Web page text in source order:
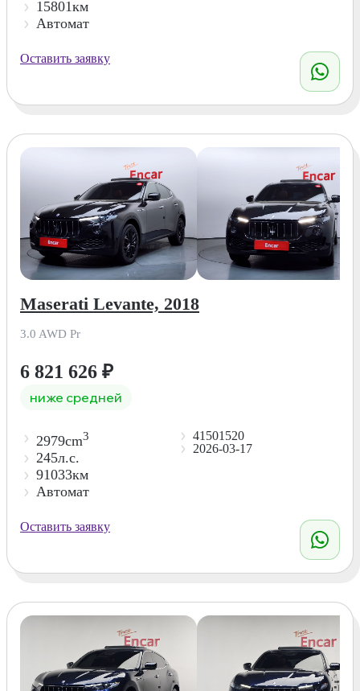
15801км
Автомат
Оставить заявку
Maserati Levante, 2018
3.0 AWD Pr
6 821 626 ₽
ниже средней
2979cm3
245л.с.
91033км
Автомат
41501520
2026-03-17
Оставить заявку